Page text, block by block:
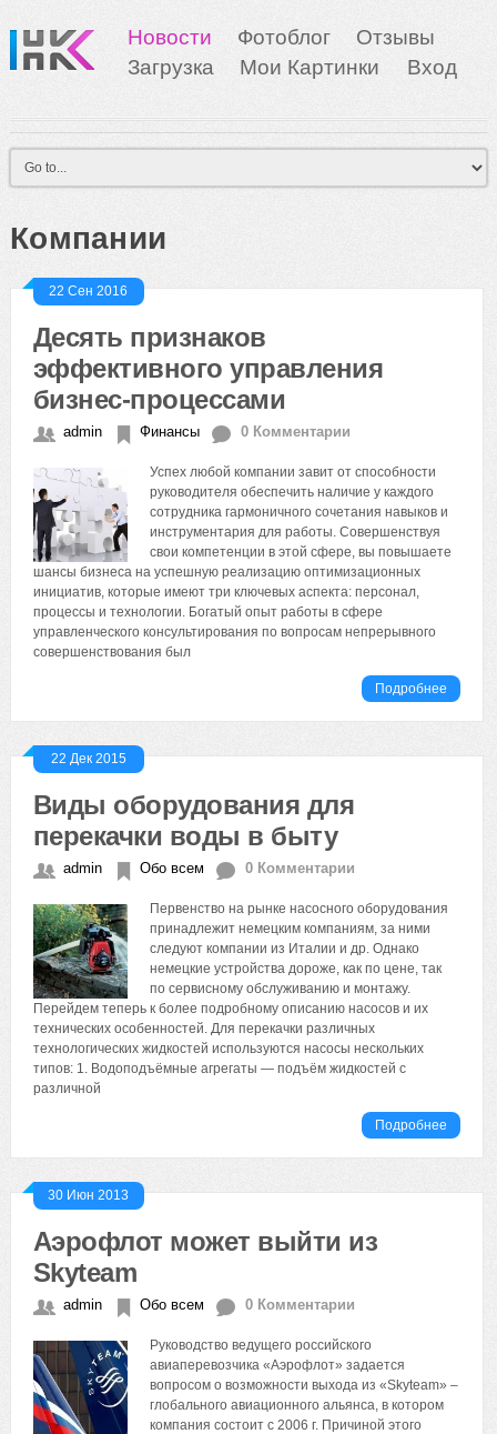
Новости Фотоблог
Отзывы
Загрузка
Мои Картинки Вход
Компании
22 Сен 2016
Десять признаков
эффективного управления
бизнес-процессами
admin Финансы 0 Комментарии
Успех любой компании завит от способности
руководителя обеспечить наличие у каждого
сотрудника гармоничного сочетания навыков и
инструментария для работы. Совершенствуя
свои компетенции в этой сфере, вы повышаете
шансы бизнеса на успешную реализацию оптимизационных
инициатив, которые имеют три ключевых аспекта: персонал,
процессы и технологии. Богатый опыт работы в сфере
управленческого консультирования по вопросам непрерывного
совершенствования был
Подробнее
22 Дек 2015
Виды оборудования для
перекачки воды в быту
admin Обо всем 0 Комментарии
Первенство на рынке насосного оборудования
принадлежит немецким компаниям, за ними
следуют компании из Италии и др. Однако
немецкие устройства дороже, как по цене, так
по сервисному обслуживанию и монтажу.
Перейдем теперь к более подробному описанию насосов и их
технических особенностей. Для перекачки различных
технологических жидкостей используются насосы нескольких
типов: 1. Водоподъёмные агрегаты — подъём жидкостей с
различной
Подробнее
30 Июн 2013
Аэрофлот может выйти из
Skyteam
admin Обо всем 0 Комментарии
Руководство ведущего российского
авиаперевозчика «Аэрофлот» задается
вопросом о возможности выхода из «Skyteam» –
глобального авиационного альянса, в котором
компания состоит с 2006 г. Причиной этого